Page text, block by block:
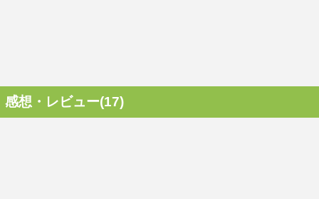
感想・レビュー(17)